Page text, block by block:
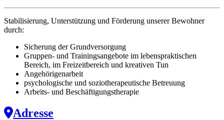
Stabilisierung, Unterstützung und Förderung unserer Bewohner
durch:
Sicherung der Grundversorgung
Gruppen- und Trainingsangebote im lebenspraktischen
Bereich, im Freizeitbereich und kreativen Tun
Angehörigenarbeit
psychologische und soziotherapeutische Betreuung
Arbeits- und Beschäftigungstherapie
Adresse